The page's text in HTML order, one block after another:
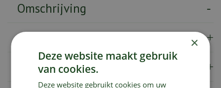
Omschrijving
Specificaties
Verzendkosten
×
Deze website maakt gebruik
van cookies.
Deze website gebruikt cookies om uw